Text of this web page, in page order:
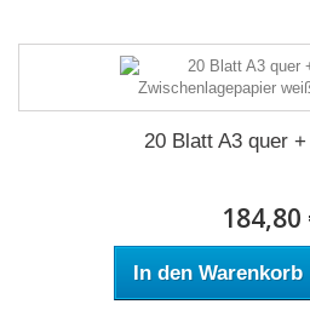
20 Blatt A3 quer
184,80
In den Warenkorb